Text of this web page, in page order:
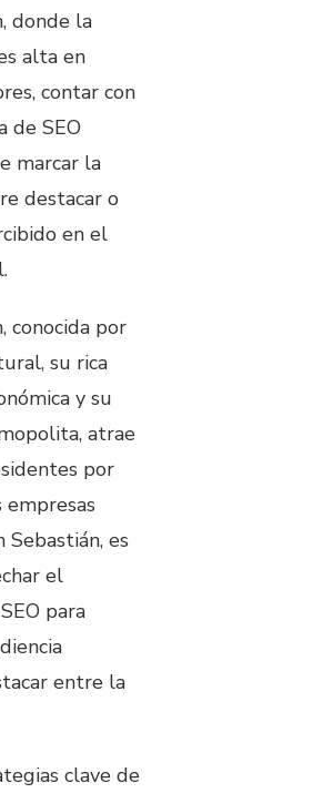
donde la
alta en
contar con
de SEO
marcar la
destacar o
en el
conocida por
su rica
y su
atrae
por
empresas
Sebastián, es
el
para
entre la
clave de